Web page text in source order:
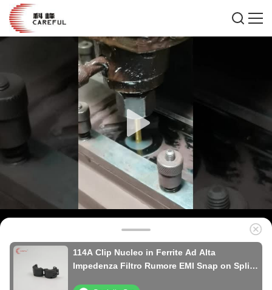
114A Clip Nucleo in Ferrite Ad Alta
Impedenza Filtro Rumore EMI Snap on Split